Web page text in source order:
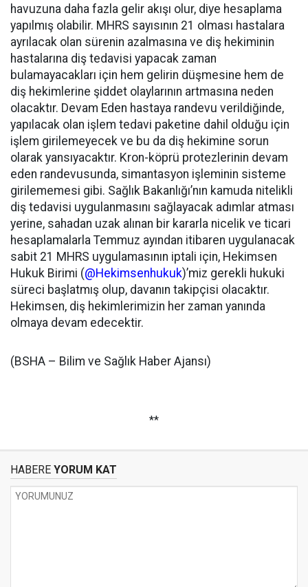
havuzuna daha fazla gelir akışı olur, diye hesaplama
yapılmış olabilir. MHRS sayısının 21 olması hastalara
ayrılacak olan sürenin azalmasına ve diş hekiminin
hastalarına diş tedavisi yapacak zaman
bulamayacakları için hem gelirin düşmesine hem de
diş hekimlerine şiddet olaylarının artmasına neden
olacaktır. Devam Eden hastaya randevu verildiğinde,
yapılacak olan işlem tedavi paketine dahil olduğu için
işlem girilemeyecek ve bu da diş hekimine sorun
olarak yansıyacaktır. Kron-köprü protezlerinin devam
eden randevusunda, simantasyon işleminin sisteme
girilememesi gibi. Sağlık Bakanlığı’nın kamuda nitelikli
diş tedavisi uygulanmasını sağlayacak adımlar atması
yerine, sahadan uzak alınan bir kararla nicelik ve ticari
hesaplamalarla Temmuz ayından itibaren uygulanacak
sabit 21 MHRS uygulamasının iptali için, Hekimsen
Hukuk Birimi (@Hekimsenhukuk)’miz gerekli hukuki
süreci başlatmış olup, davanın takipçisi olacaktır.
Hekimsen, diş hekimlerimizin her zaman yanında
olmaya devam edecektir.
(BSHA – Bilim ve Sağlık Haber Ajansı)
**
HABERE YORUM KAT